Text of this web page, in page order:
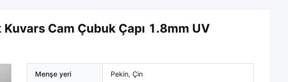
Cam Çubuk Çapı 1.8mm UV
Menşe yeri Pekin, Çin